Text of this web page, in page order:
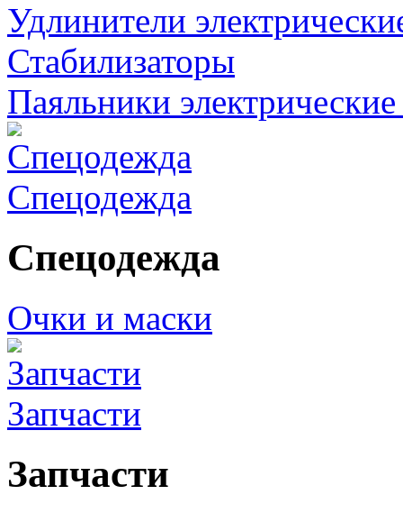
Удлинители
Стабилизаторы
Паяльники
Спецодежда
Спецодежда
Очки и маски
Запчасти
Запчасти